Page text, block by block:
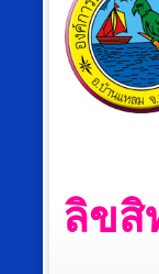
ลิขสิ